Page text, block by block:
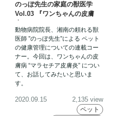
のっぽ先生の家庭の獣医学
Vol.03 『ワンちゃんの皮膚
動物病院院長、湘南の頼れる獣
医師 ”のっぽ先生”による ペット
の健康管理についての連載コー
ナー。今回は、ワンちゃんの皮
膚病 “マラセチア皮膚炎” につい
て、お話してみたいと思いま
す。
2020.09.15
2,135 view
ペット